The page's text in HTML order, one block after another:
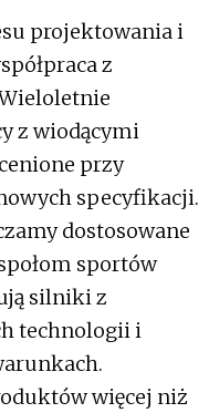
projektowania i
z
z wiodącymi
przy
specyfikacji.
dostosowane
sportów
silniki z
technologii i
więcej niż